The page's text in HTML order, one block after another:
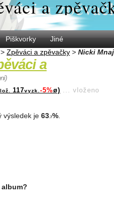
a
Piškvorky
Jiné
> Zpěváci a zpěvačky > Nicki Mnaj
a
117vyzk.-5%ø) ... vloženo
výsledek je 63.7%.